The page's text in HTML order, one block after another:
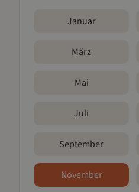
Januar
März
Mai
Juli
September
November